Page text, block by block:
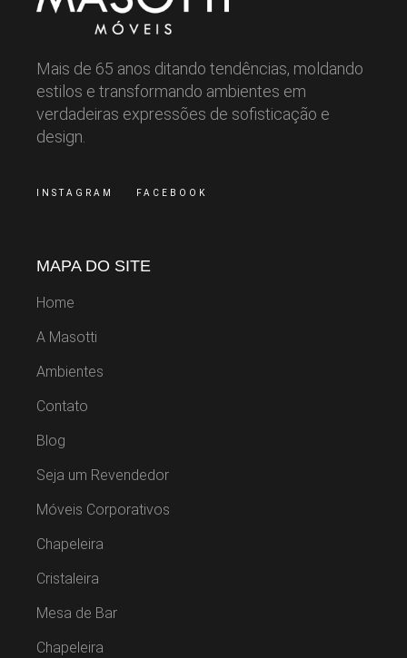
Mais de 65 anos ditando tendências, moldando
estilos e transformando ambientes em
verdadeiras expressões de sofisticação e
design.
INSTAGRAM FACEBOOK
MAPA DO SITE
Home
A Masotti
Ambientes
Contato
Blog
Seja um Revendedor
Móveis Corporativos
Chapeleira
Cristaleira
Mesa de Bar
Chapeleira